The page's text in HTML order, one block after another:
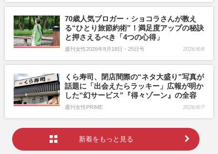
70歳人気ブロガー・ショコラさんが教え
る“ひとり旅節約術”！満足度アップの秘訣
と押さえるべき「4つの心得」
週刊女性2026年8月18日・25日号 2026/8/8
くら寿司、閉店間際の“ネタ大盛り”写真が
話題に「出会えたらラッキー」広報が明か
した“幻サービス”『得々ゾーン』の全容
週刊女性PRIME 2026/8/7
新着をもっと見る